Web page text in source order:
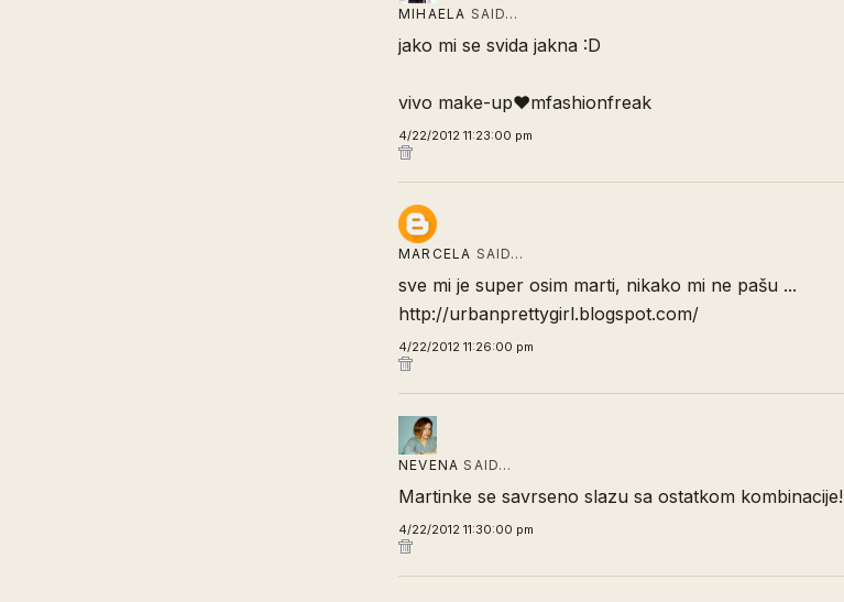
MIHAELA SAID…
jako mi se svida jakna :D
vivo make-up♥mfashionfreak
4/22/2012 11:23:00 pm
MARCELA SAID…
sve mi je super osim marti, nikako mi ne pašu ...
http://urbanprettygirl.blogspot.com/
4/22/2012 11:26:00 pm
NEVENA SAID…
Martinke se savrseno slazu sa ostatkom kombinacije!
4/22/2012 11:30:00 pm